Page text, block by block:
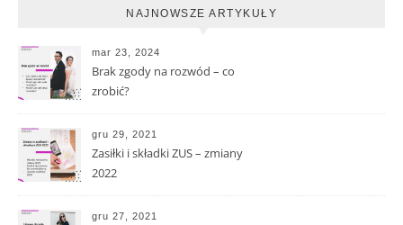
NAJNOWSZE ARTYKUŁY
mar 23, 2024
Brak zgody na rozwód – co
zrobić?
gru 29, 2021
Zasiłki i składki ZUS – zmiany
2022
gru 27, 2021